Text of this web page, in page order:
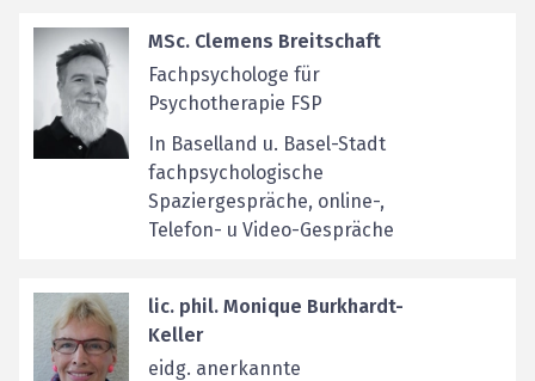
MSc. Clemens Breitschaft
Fachpsychologe für
Psychotherapie FSP
In Baselland u. Basel-Stadt
fachpsychologische
Spaziergespräche, online-,
Telefon- u Video-Gespräche
lic. phil. Monique Burkhardt-
Keller
eidg. anerkannte